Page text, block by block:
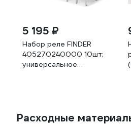
5 195 ₽
Набор реле FINDER
405270240000 10шт;
универсальное
5мм; 2CO 8A; контакты
AgNi; катушка 24В DC
Расходные